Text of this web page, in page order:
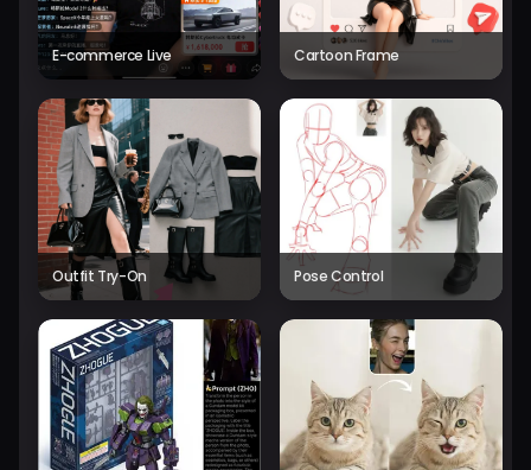
E-commerce Live Cartoon Frame
Outfit Try-On Pose Control